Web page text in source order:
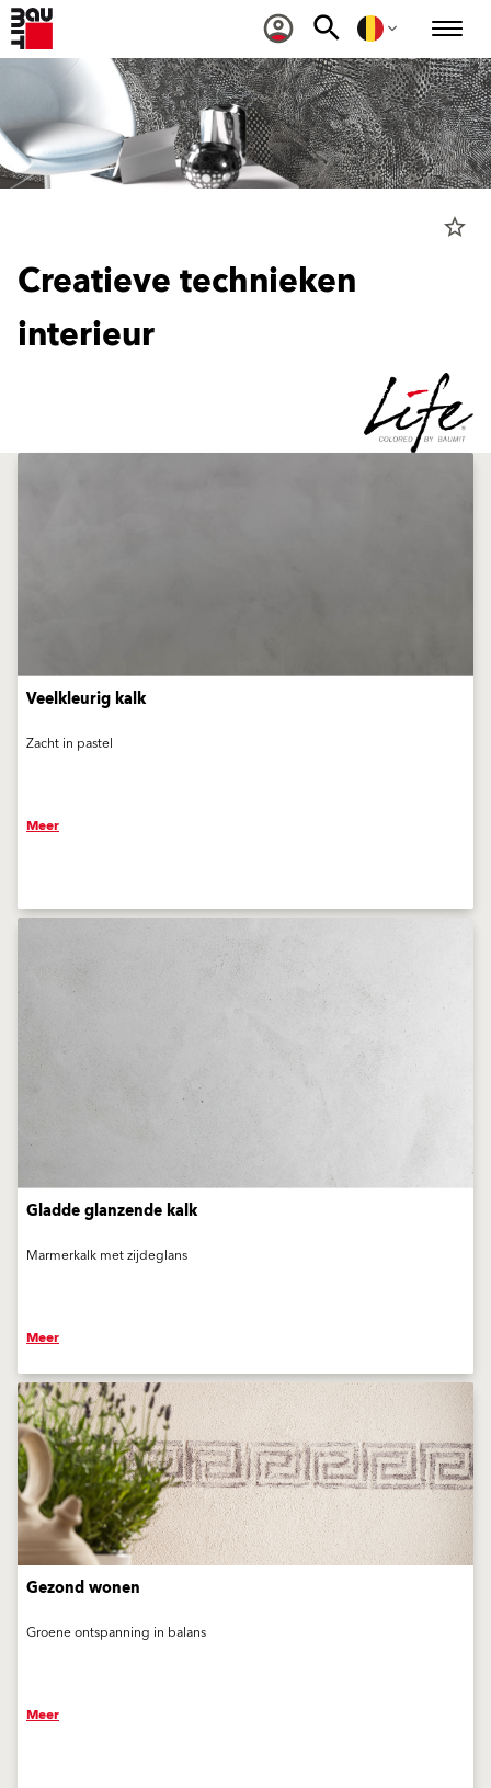
star_border
Creatieve technieken
interieur
Veelkleurig kalk
Zacht in pastel
Meer
Gladde glanzende kalk
Marmerkalk met zijdeglans
Meer
Gezond wonen
Groene ontspanning in balans
Meer